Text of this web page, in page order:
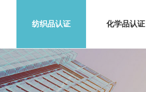
纺织品认证 化学品认证